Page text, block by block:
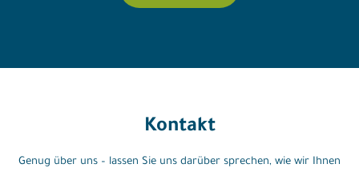
Kontakt
Genug über uns – lassen Sie uns darüber sprechen, wie wir Ihnen